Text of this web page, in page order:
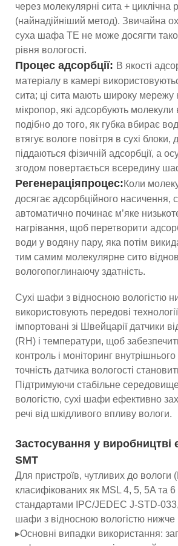
через молекулярні сита + циклічна
(найнадійніший метод). Звичайна
суха шафа TE не може досягти
рівня вологості.
Процес адсорбції: В якості
матеріалу в камері
сита; ці сита мають широку мережу
мікропор, які адсорбують молекули
подібно до того, як губка вбирає
втягує вологе повітря в сухі
піддаються фізичній адсорбції, а
згодом повертається всередину
Регенераціяпроцес:Коли
досягає адсорбційного насичення,
автоматично починає м’яке
нагрівання, щоб перетворити
води у водяну пару, яка потім
тим самим молекулярне сито
вологопоглинаючу здатність.
Сухі шафи з відносною вологістю
використовують передові
імпортовані зі Швейцарії датчики
(RH) і температури, щоб
контроль і моніторинг
точність датчика вологості
Підтримуючи стабільне
вологістю, сухі шафи ефективно
речі від шкідливого впливу вологи.
Застосування у виробництві
SMT
Для пристроїв, чутливих до вологи
класифікованих як MSL 4, 5, 5A та 6
стандартами IPC/JEDEC J-STD-033,
шафи з відносною вологістю нижче
▸Основні випадки використання: